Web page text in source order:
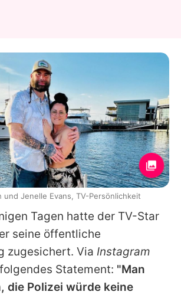
Tagen hatte der TV-Star
seine öffentliche
zugesichert. Via Instagram
Statement: "Man
die Polizei würde keine
und Jenelle Evans, TV-Persönlichkeit